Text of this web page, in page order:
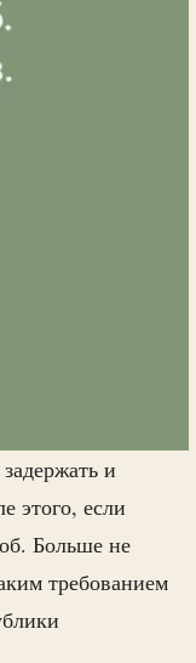
и
этого, если
Больше не
требованием